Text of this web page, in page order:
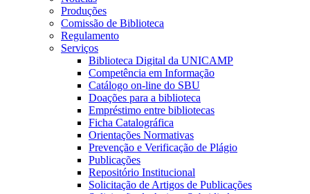
Produções
Comissão de Biblioteca
Regulamento
Serviços
Biblioteca Digital da UNICAMP
Competência em Informação
Catálogo on-line do SBU
Doações para a biblioteca
Empréstimo entre bibliotecas
Ficha Catalográfica
Orientações Normativas
Prevenção e Verificação de Plágio
Publicações
Repositório Institucional
Solicitação de Artigos de Publicações